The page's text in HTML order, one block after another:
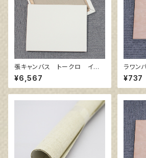
張キャンバス トークロ イエ
ロー 20号
¥6,567
ラワ
8㎜
¥737